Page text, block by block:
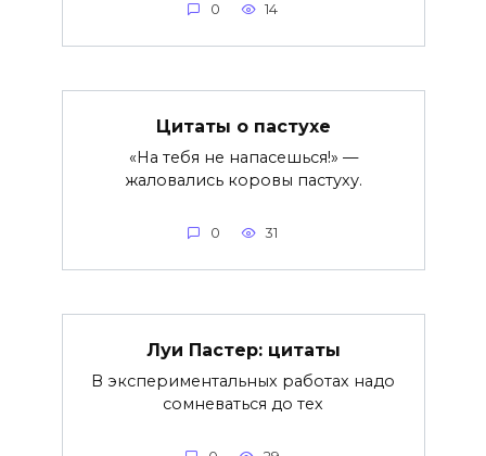
0 14
Цитаты о пастухе
«На тебя не напасешься!» —
жаловались коровы пастуху.
0 31
Луи Пастер: цитаты
В экспериментальных работах надо
сомневаться до тех